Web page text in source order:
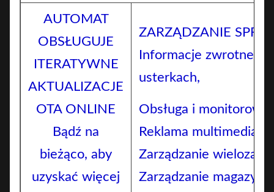
AUTOMAT
OBSŁUGUJE
ITERATYWNE
AKTUALIZACJE
OTA ONLINE
Bądź na
bieżąco, aby
uzyskać więcej
ZARZĄDZANIE
Informacje zwrotne o
usterkach,
Obsługa i
Reklama
Zarządzanie
Zarządzanie